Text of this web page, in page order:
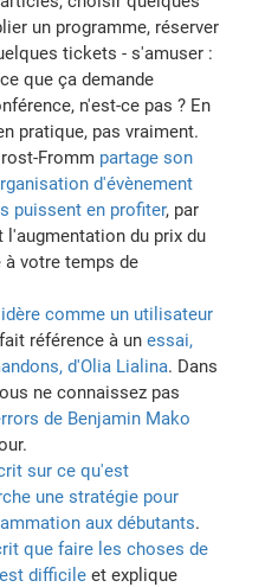
un programme, réserver
tickets - s'amuser :
que ça demande
n'est-ce pas ? En
pratique, pas vraiment.
Fromm partage son
d'évènement
puissent en profiter, par
l'augmentation du prix du
votre temps de
comme un utilisateur
référence à unessai,
d'Olia Lialina. Dans
ne connaissez pas
de Benjamin Mako
sur ce qu'est
une stratégie pour
aux débutants.
que faire les choses de
difficile et explique